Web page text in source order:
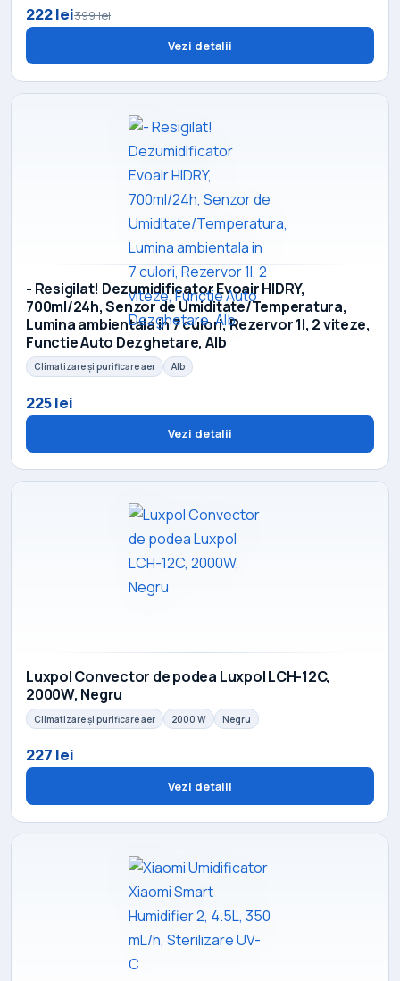
222 lei399 lei
Vezi detalii
- Resigilat! Dezumidificator Evoair HIDRY,
700ml/24h, Senzor de Umiditate/Temperatura,
Lumina ambientala in 7 culori, Rezervor 1l, 2 viteze,
Functie Auto Dezghetare, Alb
Climatizare și purificare aer Alb
225 lei
Vezi detalii
Luxpol Convector de podea Luxpol LCH-12C,
2000W, Negru
Climatizare și purificare aer 2000 W Negru
227 lei
Vezi detalii